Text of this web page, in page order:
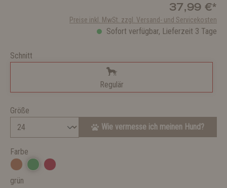
37,99 €*
Preise inkl. MwSt. zzgl. Versand- und Servicekosten
Sofort verfügbar, Lieferzeit 3 Tage
Schnitt
Regulär
Größe
Wie vermesse ich meinen Hund?
Farbe
grün